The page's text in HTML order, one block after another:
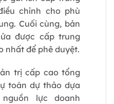
chỉnh cho phù
Cuối cùng, bản
được cấp trung
nhất để phê duyệt.
trị cấp cao tổng
toán dự thảo dựa
lực doanh